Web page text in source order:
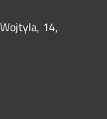
14,